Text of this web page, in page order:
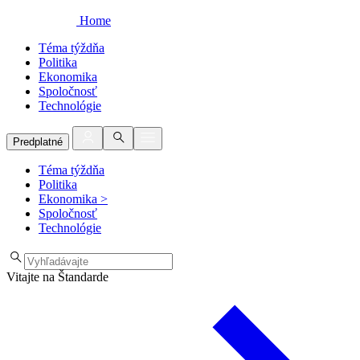
Home
Téma týždňa
Politika
Ekonomika
Spoločnosť
Technológie
Predplatné
Téma týždňa
Politika
Ekonomika >
Spoločnosť
Technológie
Vitajte na Štandarde